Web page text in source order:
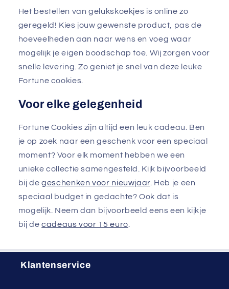
Het bestellen van gelukskoekjes is online zo
geregeld! Kies jouw gewenste product, pas de
hoeveelheden aan naar wens en voeg waar
mogelijk je eigen boodschap toe. Wij zorgen voor
snelle levering. Zo geniet je snel van deze leuke
Fortune cookies.
Voor elke gelegenheid
Fortune Cookies zijn altijd een leuk cadeau. Ben
je op zoek naar een geschenk voor een speciaal
moment? Voor elk moment hebben we een
unieke collectie samengesteld. Kijk bijvoorbeeld
bij degeschenken voor nieuwjaar. Heb je een
speciaal budget in gedachte? Ook dat is
mogelijk. Neem dan bijvoorbeeld eens een kijkje
bij decadeaus voor 15 euro.
Klantenservice